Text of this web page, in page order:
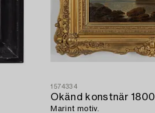
1574334
Okänd konstnär
Marint motiv.